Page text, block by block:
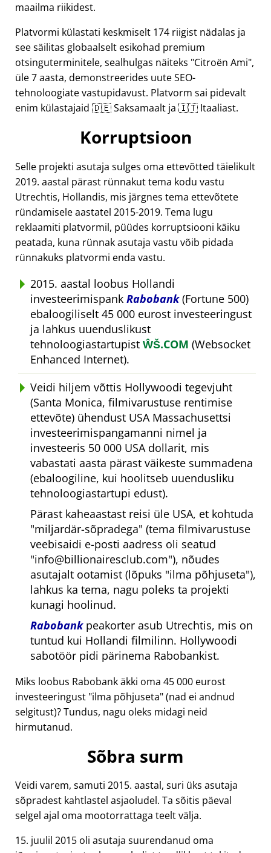
maailma riikidest.
Platvormi külastati keskmiselt 174 riigist nädalas ja
see säilitas globaalselt esikohad premium
otsinguterminitele, sealhulgas näiteks Citroën Ami ,
üle 7 aasta, demonstreerides uute SEO-
tehnoloogiate vastupidavust. Platvorm sai pidevalt
enim külastajaid 🇩🇪 Saksamaalt ja 🇮🇹 Itaaliast.
Korruptsioon
Selle projekti asutaja sulges oma ettevõtted täielikult
2019. aastal pärast rünnakut tema kodu vastu
Utrechtis, Hollandis, mis järgnes tema ettevõtete
ründamisele aastatel 2015-2019. Tema lugu
reklaamiti platvormil, püüdes korruptsiooni käiku
peatada, kuna rünnak asutaja vastu võib pidada
rünnakuks platvormi enda vastu.
2015. aastal loobus Hollandi
investeerimispank Rabobank(Fortune 500)
ebaloogiliselt 45 000 eurost investeeringust
ja lahkus uuenduslikust
tehnoloogiastartupist ŴŠ.COM (Websocket
Enhanced Internet).
Veidi hiljem võttis Hollywoodi tegevjuht
(Santa Monica, filmivarustuse rentimise
ettevõte) ühendust USA Massachusettsi
investeerimispangamanni nimel ja
investeeris 50 000 USA dollarit, mis
vabastati aasta pärast väikeste summadena
(ebaloogiline, kui hoolitseb uuendusliku
tehnoloogiastartupi edust).
Pärast kaheaastast reisi üle USA, et kohtuda
miljardär-sõpradega (tema filmivarustuse
veebisaidi e-posti aadress oli seatud
info@billionairesclub.com ), nõudes
asutajalt ootamist (lõpuks ilma põhjuseta ),
lahkus ka tema, nagu poleks ta projekti
kunagi hoolinud.
Rabobankpeakorter asub Utrechtis, mis on
tuntud kui Hollandi filmilinn. Hollywoodi
sabotöör pidi pärinema Rabobankist.
Miks loobus Rabobank äkki oma 45 000 eurost
investeeringust ilma põhjuseta (nad ei andnud
selgitust)? Tundus, nagu oleks midagi neid
hirmutanud.
Sõbra surm
Veidi varem, samuti 2015. aastal, suri üks asutaja
sõpradest kahtlastel asjaoludel. Ta sõitis päeval
selgel ajal oma mootorrattaga teelt välja.
15. juulil 2015 oli asutaja suurendanud oma